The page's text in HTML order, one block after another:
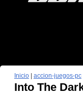
Inicio| accion-juegos-pc|
Into The